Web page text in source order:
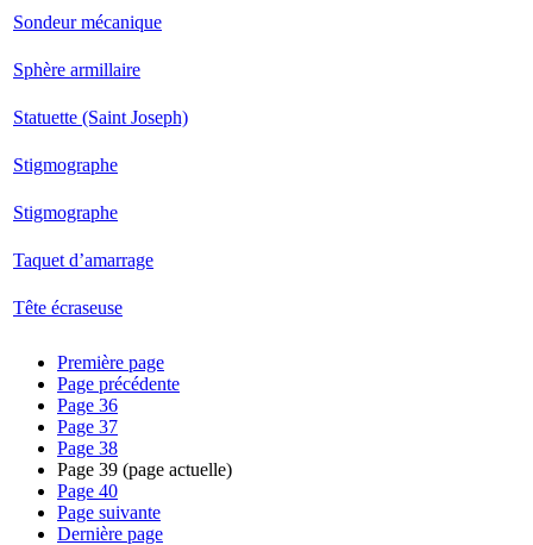
Sondeur mécanique
Sphère armillaire
Statuette (Saint Joseph)
Stigmographe
Stigmographe
Taquet d’amarrage
Tête écraseuse
Première page
Page précédente
Page 36
Page 37
Page 38
Page 39 (page actuelle)
Page 40
Page suivante
Dernière page